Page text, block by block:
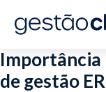
de gestão